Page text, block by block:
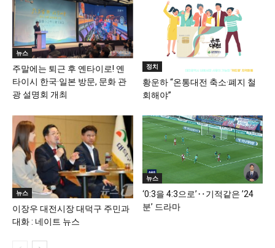
뉴스
주말에는 퇴근 후 옌타이로! 옌
타이시 한국·일본 방문, 문화 관
광 설명회 개최
정치
황운하 “온통대전 축소·폐지 철
회해야”
뉴스
이장우 대전시장 대덕구 주민과
대화 : 네이트 뉴스
뉴스
‘0:3을 4:3으로’‥기적같은 ’24
분’ 드라마